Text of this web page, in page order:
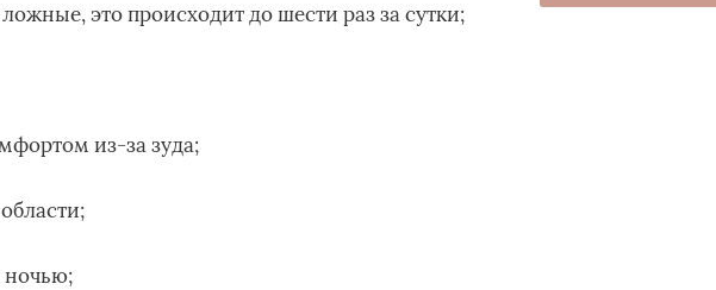
это происходит до шести раз за сутки;
из-за зуда;
ночью;